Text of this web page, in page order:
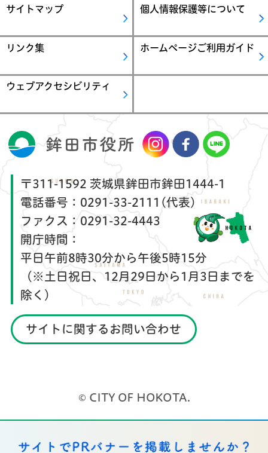
サイトマップ 個人情報保護等について
リンク集 ホームページご利用ガイド
ウェブアクセシビリティ
〒311-1592 茨城県鉾田市鉾田1444-1
電話番号： 0291-33-2111(代表)
ファクス： 0291-32-4443
開庁時間：
平日午前8時30分から午後5時15分
（※土日祝日、12月29日から1月3日までを
除く）
サイトに関するお問い合わせ
© CITY OF HOKOTA.